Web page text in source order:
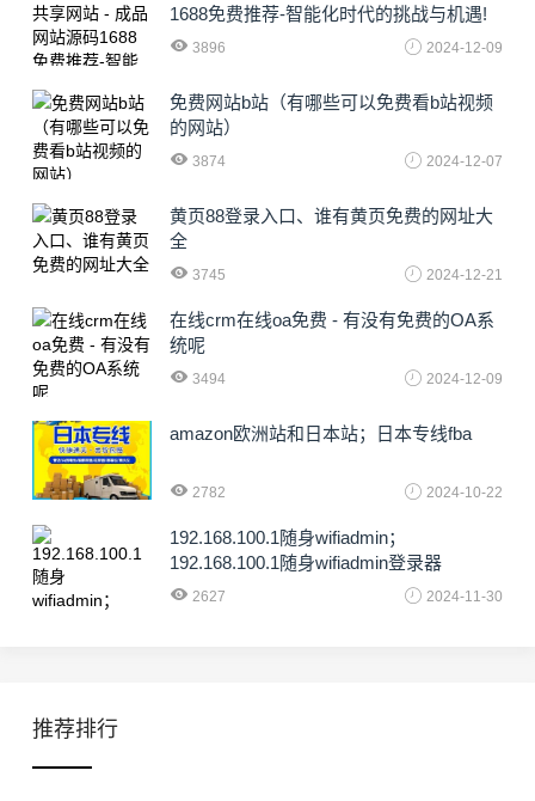
1688免费推荐-智能化时代的挑战与机遇!
3896 2024-12-09
免费网站b站（有哪些可以免费看b站视频
的网站）
3874 2024-12-07
黄页88登录入口、谁有黄页免费的网址大
全
3745 2024-12-21
在线crm在线oa免费 - 有没有免费的OA系
统呢
3494 2024-12-09
amazon欧洲站和日本站；日本专线fba
2782 2024-10-22
192.168.100.1随身wifiadmin；
192.168.100.1随身wifiadmin登录器
2627 2024-11-30
推荐排行